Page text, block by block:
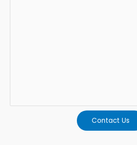
Contact Us